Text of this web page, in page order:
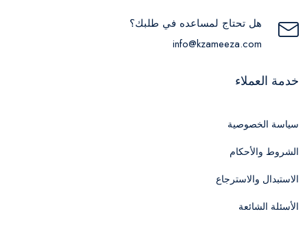
هل تحتاج لمساعده في طلبك؟
info@kzameeza.com
خدمة العملاء
سياسة الخصوصية
الشروط والأحكام
الاستبدال والاسترجاع
الأسئلة الشائعة